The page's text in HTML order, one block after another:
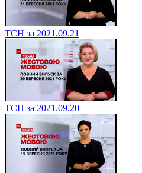
ТСН за 2021.09.21
ТСН за 2021.09.20